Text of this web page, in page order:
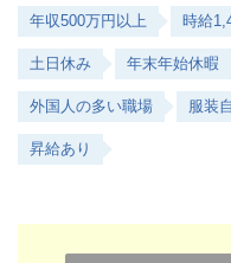
年収500万円以上 時給
土日休み 年末年始休暇
外国人の多い職場 服装
昇給あり